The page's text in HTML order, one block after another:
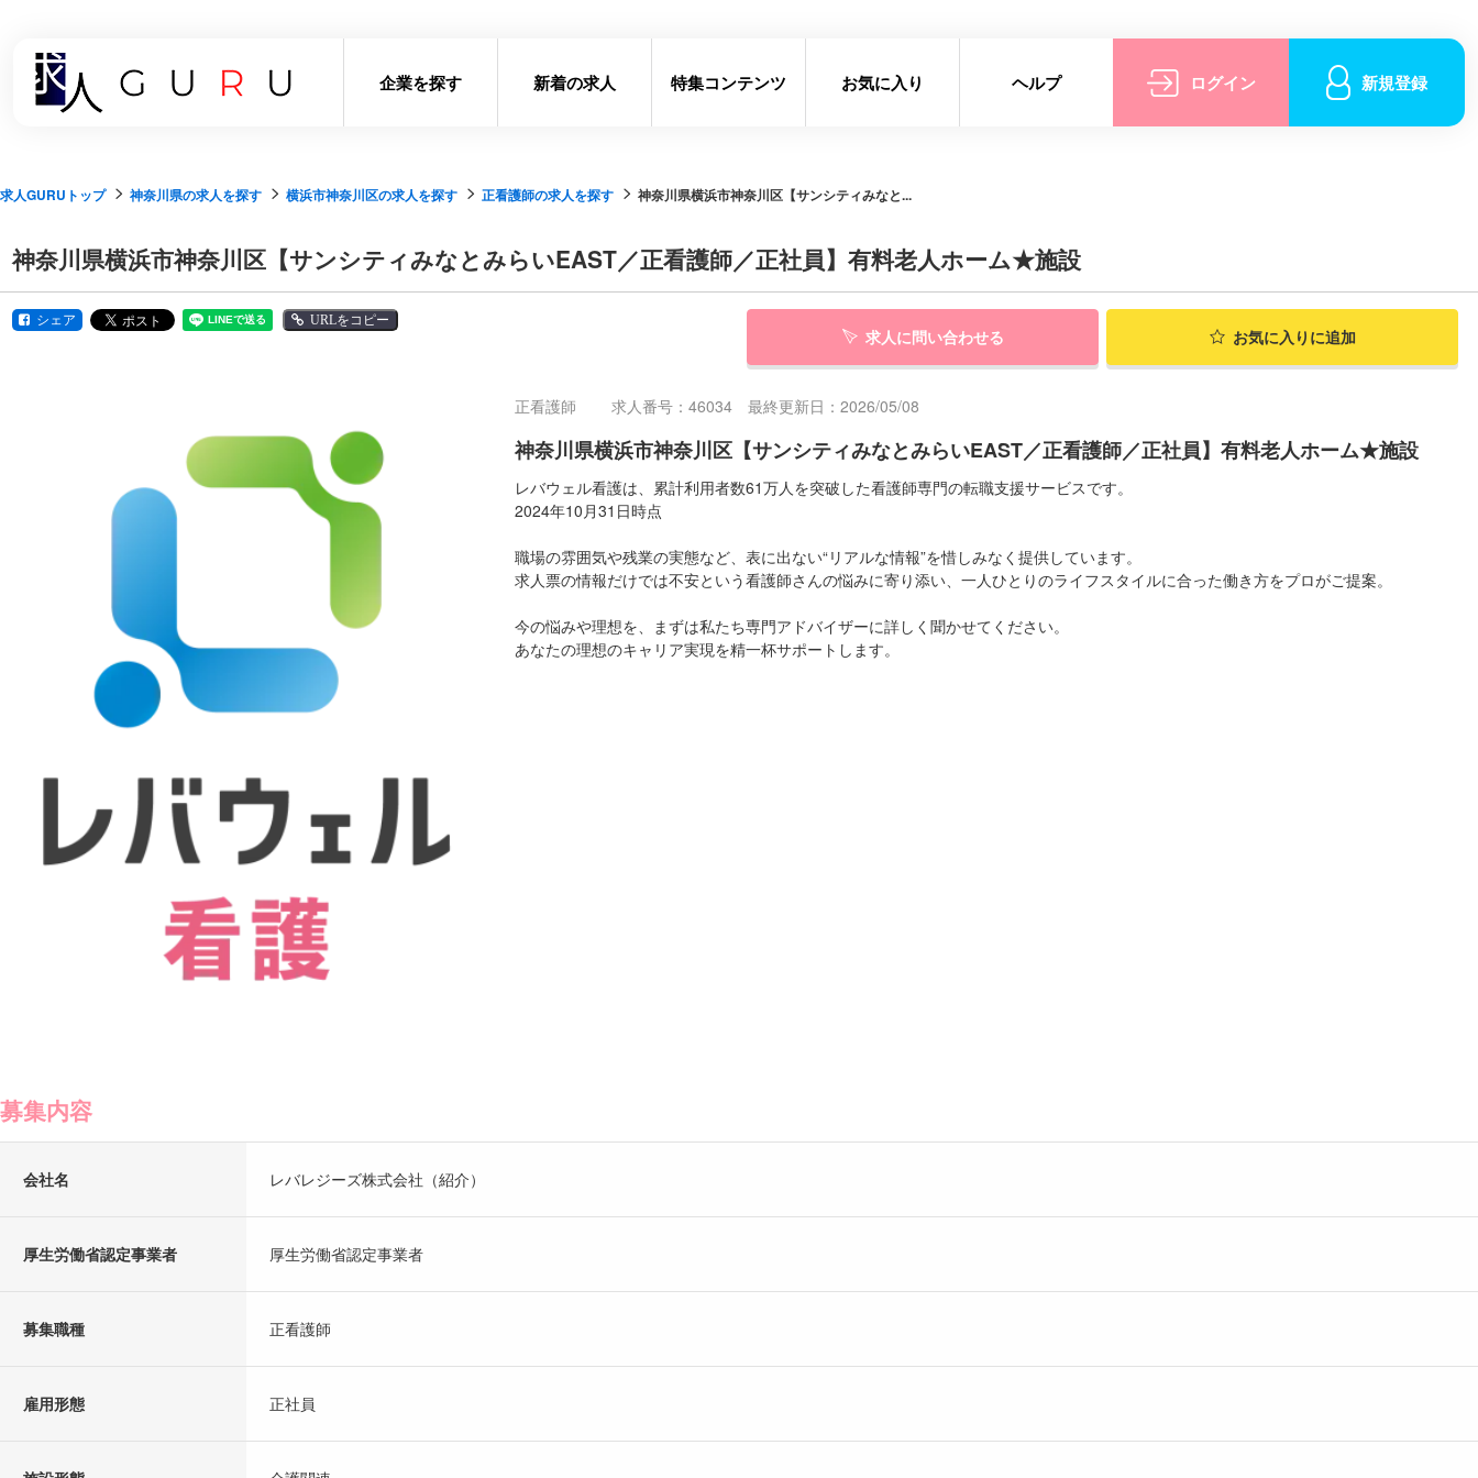
企業を探す 新着の求人 特集コンテンツ お気に入り ヘルプ ログイン 新規登録
求人GURUトップ 神奈川県の求人を探す 横浜市神奈川区の求人を探す 正看護師の求人を探す 神奈川県横浜市神奈川区【サンシティみなと...
神奈川県横浜市神奈川区【サンシティみなとみらいEAST／正看護師／正社員】有料老人ホーム★施設
シェア URLをコピー
求人に問い合わせる お気に入りに追加
正看護師 求人番号：46034 最終更新日：2026/05/08
神奈川県横浜市神奈川区【サンシティみなとみらいEAST／正看護師／正社員】有料老人ホーム★施設
レバウェル看護は、累計利用者数61万人を突破した看護師専門の転職支援サービスです。
2024年10月31日時点
職場の雰囲気や残業の実態など、表に出ない“リアルな情報”を惜しみなく提供しています。
求人票の情報だけでは不安という看護師さんの悩みに寄り添い、一人ひとりのライフスタイルに合った働き方をプロがご提案。
今の悩みや理想を、まずは私たち専門アドバイザーに詳しく聞かせてください。
あなたの理想のキャリア実現を精一杯サポートします。
募集内容
会社名 レバレジーズ株式会社（紹介）
厚生労働省認定事業者 厚生労働省認定事業者
募集職種 正看護師
雇用形態 正社員